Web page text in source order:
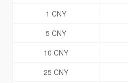
1 CNY
5 CNY
10 CNY
25 CNY